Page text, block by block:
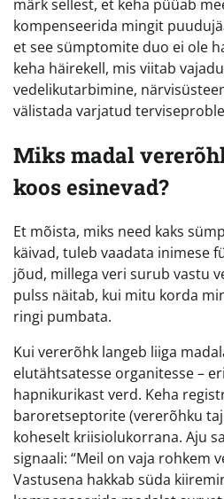
märk sellest, et keha püüab
kompenseerida mingit
et see sümptomite duo ei ole
keha häirekell, mis viitab
vedelikutarbimine,
välistada varjatud
Miks madal
koos esinevad?
Et mõista, miks need kaks
käivad, tuleb vaadata inimese
jõud, millega veri surub vastu
pulss näitab, kui mitu korda
ringi pumbata.
Kui vererõhk langeb liiga
elutähtsatesse organitesse –
hapnikurikast verd. Keha
baroretseptorite (vererõhku
koheselt kriisiolukorrana. Aju
signaali: “Meil on vaja rohkem
Vastusena hakkab süda